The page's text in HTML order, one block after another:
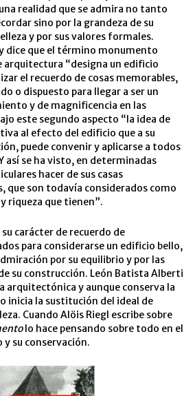
realidad que se admira no tanto
sino por la grandeza de su
y por sus valores formales.
dice que el término monumento
arquitectura “designa un edificio
el recuerdo de cosas memorables,
o dispuesto para llegar a ser un
y de magnificencia en las
este segundo aspecto “la idea de
al efecto del edificio que a su
puede convenir y aplicarse a todos
así se ha visto, en determinadas
hacer de sus casas
que son todavía considerados como
riqueza que tienen”.
carácter de recuerdo de
para considerarse un edificio bello,
por su equilibrio y por las
su construcción. León Batista Alberti
arquitectónica y aunque conserva la
inicia la sustitución del ideal de
Cuando Alöis Riegl escribe sobre
lo hace pensando sobre todo en el
su conservación.